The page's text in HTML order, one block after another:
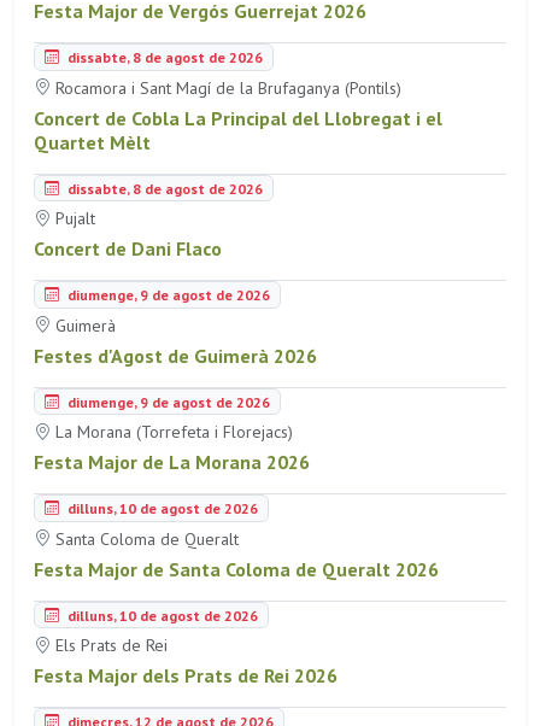
Festa Major de Vergós Guerrejat 2026
dissabte, 8 de agost de 2026
Rocamora i Sant Magí de la Brufaganya (Pontils)
Concert de Cobla La Principal del Llobregat i el
Quartet Mèlt
dissabte, 8 de agost de 2026
Pujalt
Concert de Dani Flaco
diumenge, 9 de agost de 2026
Guimerà
Festes d'Agost de Guimerà 2026
diumenge, 9 de agost de 2026
La Morana (Torrefeta i Florejacs)
Festa Major de La Morana 2026
dilluns, 10 de agost de 2026
Santa Coloma de Queralt
Festa Major de Santa Coloma de Queralt 2026
dilluns, 10 de agost de 2026
Els Prats de Rei
Festa Major dels Prats de Rei 2026
dimecres, 12 de agost de 2026